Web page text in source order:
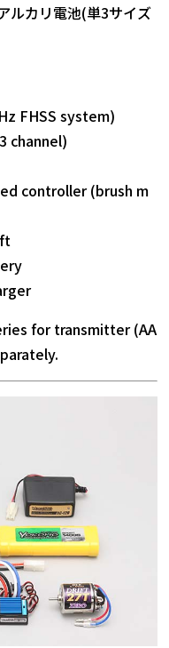
ルカリ電池(単3サイズ
FHSS system)
channel)
controller (brush m
for transmitter (AA